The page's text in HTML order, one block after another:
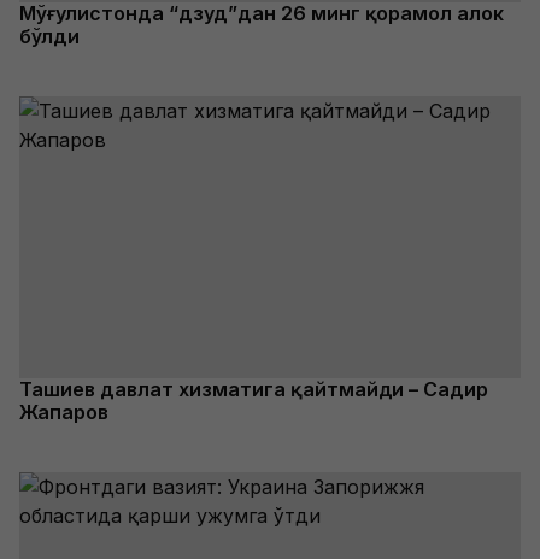
Мўғулистонда “дзуд”дан 26 минг қорамол ҳалок
бўлди
Ташиев давлат хизматига қайтмайди – Садир
Жапаров